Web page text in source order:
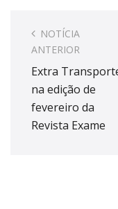
navigation
NOTÍCIA
ANTERIOR
Extra
na edição de
fevereiro da
Revista Exame